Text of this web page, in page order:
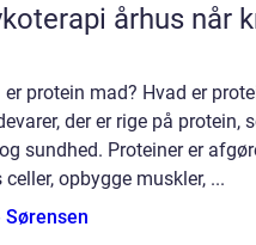
århus når krop og sind skal falde til
er protein mad? Hvad er
der er rige på protein,
sundhed. Proteiner er
celler, opbygge muskler, ...
Sørensen